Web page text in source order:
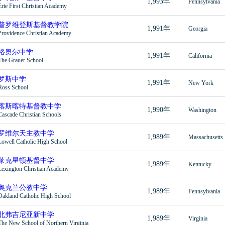
First Christian Academy
Pennsylvania
罗维登斯基督教学院
Christian Academy
1,991年 Georgia
奥尔中学
Grauer School
1,991年 California
斯中学
School
1,991年 New York
斯喀特基督教中学
Christian Schools
1,990年 Washington
维尔天主教中学
Catholic High School
1,989年 Massachusetts
克星顿基督中学
Christian Academy
1,989年 Kentucky
克兰公教中学
Catholic High School
1,989年 Pennsylvania
弗吉尼亚新中学
New School of Northern Virginia
1,989年 Virginia